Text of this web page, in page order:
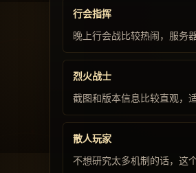
行会指挥
晚上行会战比较热闹，服务
烈火战士
截图和版本信息比较直观，
散人玩家
不想研究太多机制的话，这